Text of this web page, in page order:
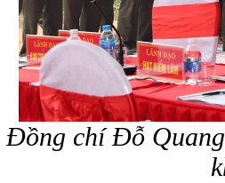
Đồng chí Đỗ